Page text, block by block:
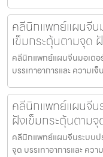
คลีนิกแพทย์แผนจีน
เข็มกระตุ้นตามจุด
คลีนิกแพทย์แผนจีนมอเตอ
บรรเทาอาการและ ความ
คลีนิกแพทย์แผนจีน
ฝังเข็มกระตุ้นตาม
คลีนิกแพทย์แผนจีนระบบป
จุด บรรเทาอาการและ ค